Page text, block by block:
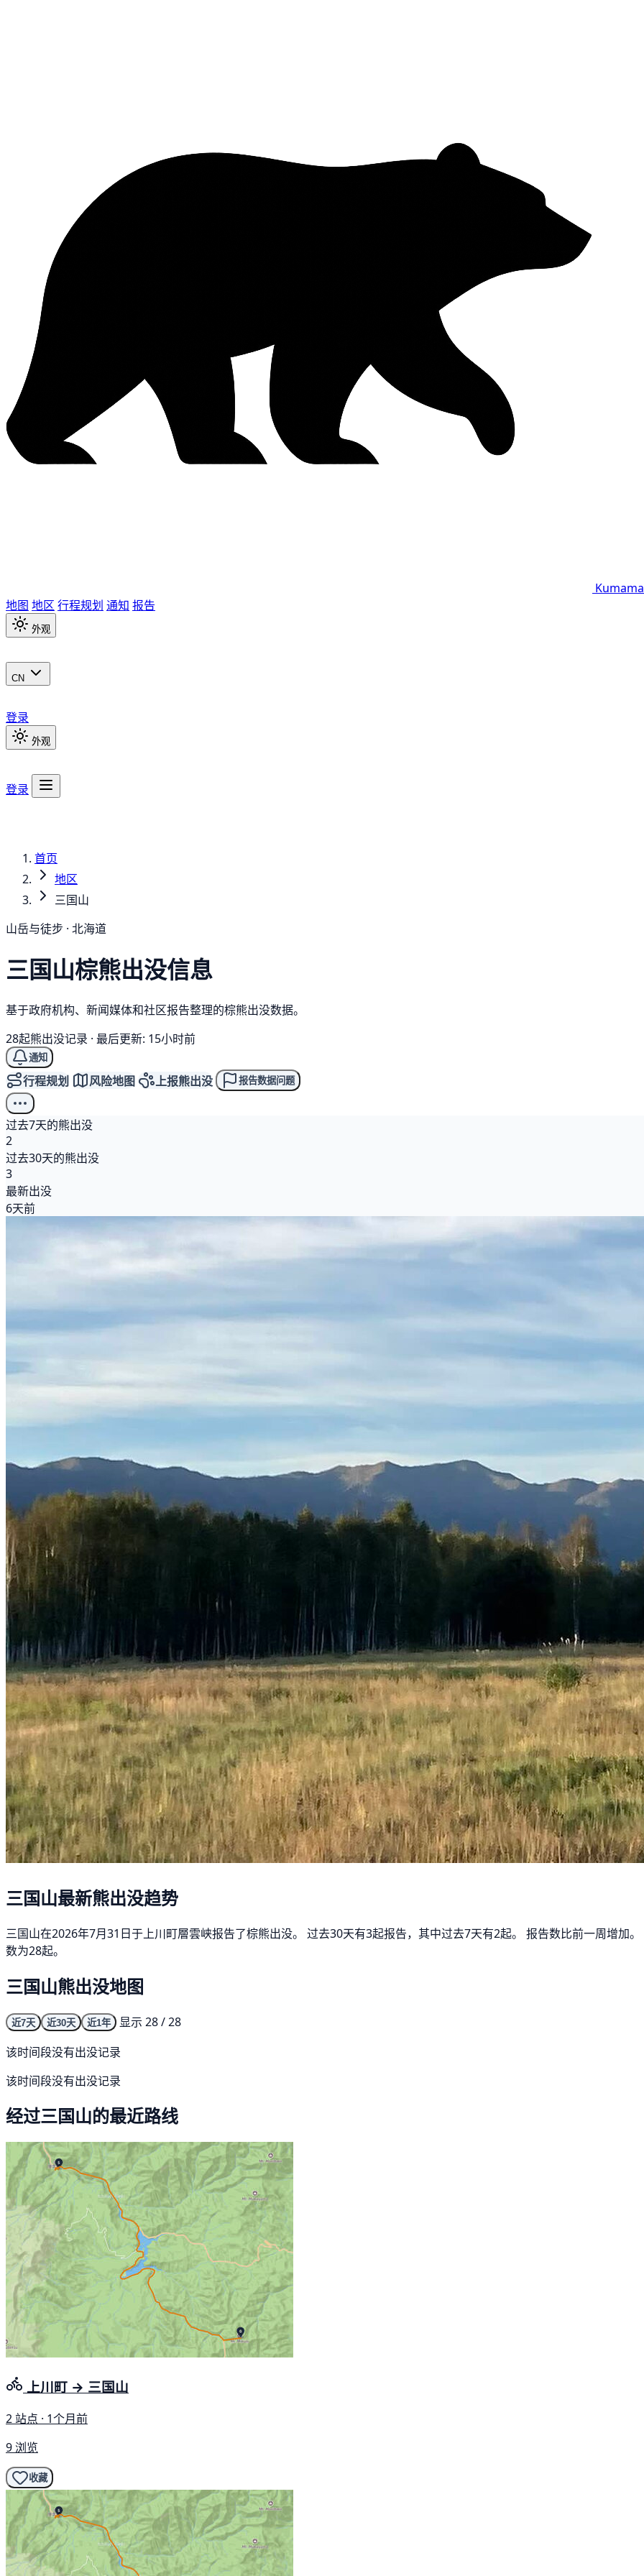
地图 地区 行程规划 通知 报告
外观
CN
登录
外观
登录
首页
地区
三国山
山岳与徒步 · 北海道
三国山棕熊出没信息
基于政府机构、新闻媒体和社区报告整理的棕熊出没数据。
28起熊出没记录 · 最后更新: 15小时前
通知
行程规划 风险地图 上报熊出没 报告数据问题
过去7天的熊出没
2
过去30天的熊出没
3
最新出没
6天前
三国山最新熊出没趋势
三国山在2026年7月31日于上川町層雲峡报告了棕熊出没。 过去30天有3起报告，其中过去7天有2起。 报告数比前一周增加
数为28起。
三国山熊出没地图
近7天 近30天 近1年
显示 28 / 28
该时间段没有出没记录
该时间段没有出没记录
经过三国山的最近路线
上川町 → 三国山
2 站点 · 1个月前
9 浏览
收藏